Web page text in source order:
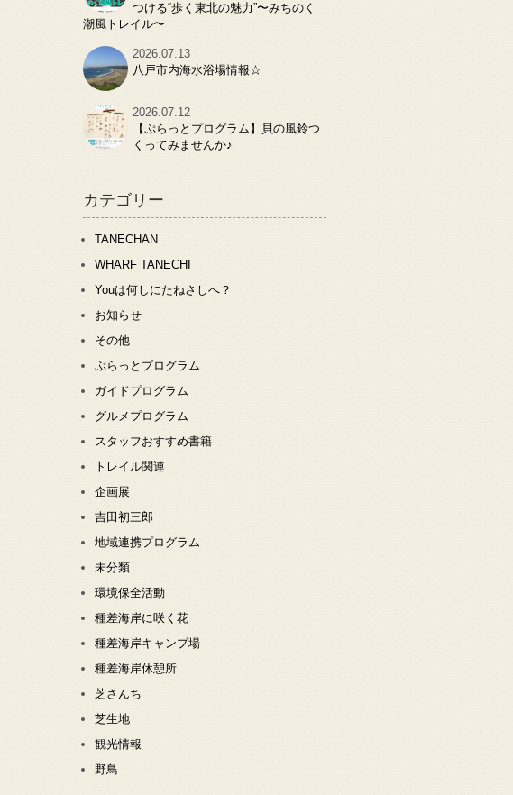
つける“歩く東北の魅力”〜みちのく
潮風トレイル〜
2026.07.13
八戸市内海水浴場情報☆
2026.07.12
【ぷらっとプログラム】貝の風鈴つ
くってみませんか♪
カテゴリー
TANECHAN
WHARF TANECHI
Youは何しにたねさしへ？
お知らせ
その他
ぷらっとプログラム
ガイドプログラム
グルメプログラム
スタッフおすすめ書籍
トレイル関連
企画展
吉田初三郎
地域連携プログラム
未分類
環境保全活動
種差海岸に咲く花
種差海岸キャンプ場
種差海岸休憩所
芝さんち
芝生地
観光情報
野鳥